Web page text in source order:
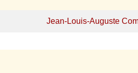
Jean-Louis-Auguste